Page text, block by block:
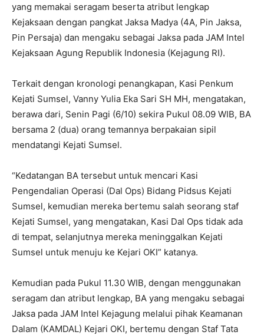
yang memakai seragam beserta atribut lengkap
Kejaksaan dengan pangkat Jaksa Madya (4A, Pin Jaksa,
Pin Persaja) dan mengaku sebagai Jaksa pada JAM Intel
Kejaksaan Agung Republik Indonesia (Kejagung RI).
Terkait dengan kronologi penangkapan, Kasi Penkum
Kejati Sumsel, Vanny Yulia Eka Sari SH MH, mengatakan,
berawa dari, Senin Pagi (6/10) sekira Pukul 08.09 WIB, BA
bersama 2 (dua) orang temannya berpakaian sipil
mendatangi Kejati Sumsel.
“Kedatangan BA tersebut untuk mencari Kasi
Pengendalian Operasi (Dal Ops) Bidang Pidsus Kejati
Sumsel, kemudian mereka bertemu salah seorang staf
Kejati Sumsel, yang mengatakan, Kasi Dal Ops tidak ada
di tempat, selanjutnya mereka meninggalkan Kejati
Sumsel untuk menuju ke Kejari OKI” katanya.
Kemudian pada Pukul 11.30 WIB, dengan menggunakan
seragam dan atribut lengkap, BA yang mengaku sebagai
Jaksa pada JAM Intel Kejagung melalui pihak Keamanan
Dalam (KAMDAL) Kejari OKI, bertemu dengan Staf Tata